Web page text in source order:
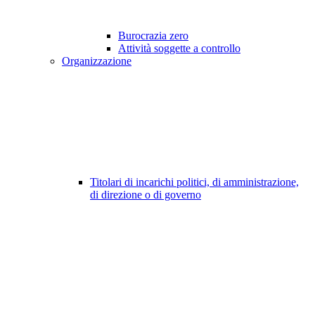
Burocrazia zero
Attività soggette a controllo
Organizzazione
Titolari di incarichi politici, di amministrazione,
di direzione o di governo